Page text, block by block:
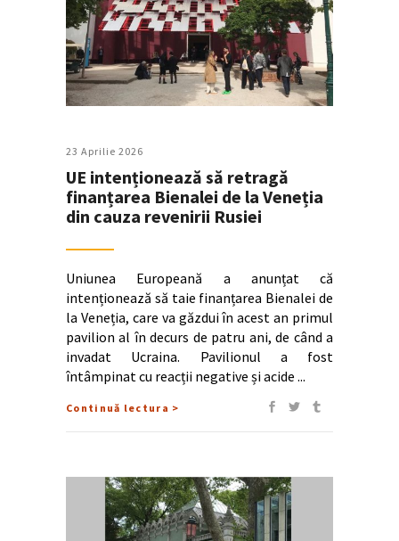
23 Aprilie 2026
UE intenționează să retragă
finanțarea Bienalei de la Veneția
din cauza revenirii Rusiei
Uniunea Europeană a anunțat că
intenționează să taie finanțarea Bienalei de
la Veneția, care va găzdui în acest an primul
pavilion al în decurs de patru ani, de când a
invadat Ucraina. Pavilionul a fost
întâmpinat cu reacții negative și acide
Continuă lectura >